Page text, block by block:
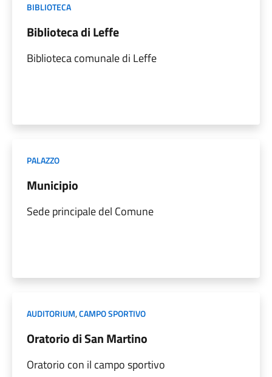
BIBLIOTECA
Biblioteca di Leffe
Biblioteca comunale di Leffe
PALAZZO
Municipio
Sede principale del Comune
AUDITORIUM,CAMPO SPORTIVO
Oratorio di San Martino
Oratorio con il campo sportivo